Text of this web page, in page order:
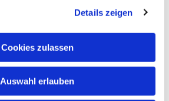
Details zeigen
Cookies zulassen
Auswahl erlauben